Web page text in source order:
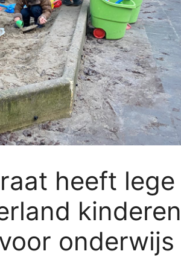
heeft lege
kinderen
onderwijs